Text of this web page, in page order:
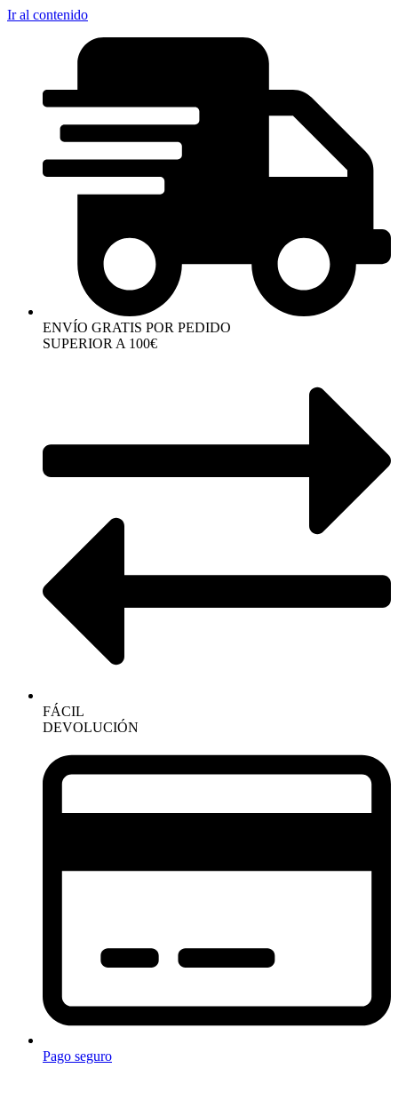
Ir al contenido
ENVÍO GRATIS POR PEDIDO
SUPERIOR A 100€
FÁCIL
DEVOLUCIÓN
Pago seguro